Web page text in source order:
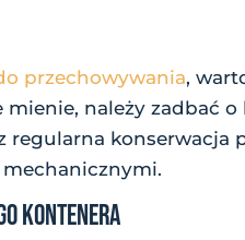
przechowywania,
mienie, należy zadbać
regularna
KONTENERA